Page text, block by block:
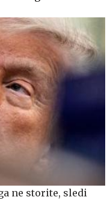
ne storite, sledi